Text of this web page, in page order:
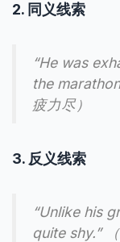
2. 同义线索
“He was
the
疲力尽）
3. 反义线索
“Unlike his
quite shy.”